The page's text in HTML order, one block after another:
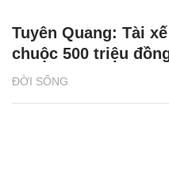
ĐỜI SỐNG
Tuyên Quang: Tài
chuộc 500 triệu